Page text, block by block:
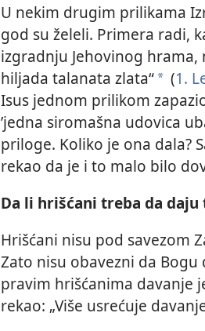
U nekim drugim prilikama
god su želeli. Primera radi,
izgradnju Jehovinog
hiljada talanata zlata“* (1.
Isus jednom prilikom
’jedna siromašna udovica
priloge. Koliko je ona dala?
rekao da je i to malo bilo
Da li hrišćani treba da
Hrišćani nisu pod savezom
Zato nisu obavezni da
pravim hrišćanima davanje
rekao: „Više usrećuje